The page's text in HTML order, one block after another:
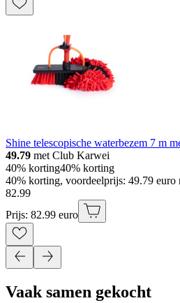
Shine telescopische waterbezem 7 m
49.79 met Club Karwei
40% korting40% korting
40% korting, voordeelprijs: 49.79
82.99
Prijs: 82.99 euro
Vaak samen gekocht